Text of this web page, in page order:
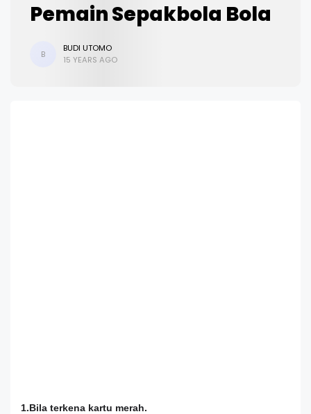
Pemain Sepakbola Bola
B
BUDI UTOMO
15 YEARS AGO
1.Bila terkena kartu merah.